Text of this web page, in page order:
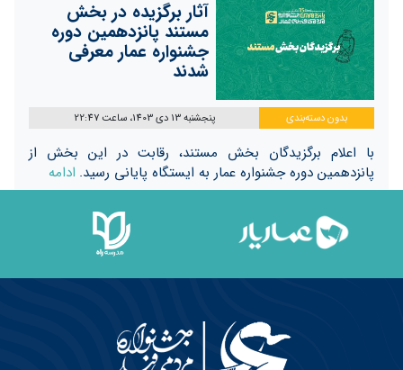
آثار برگزیده در بخش
مستند پانزدهمین دوره
جشنواره عمار معرفی
شدند
بدون دسته‌بندی پنجشنبه 13 دی 1403، ساعت 22:47
با اعلام برگزیدگان بخش مستند، رقابت در این بخش از
پانزدهمین دوره جشنواره عمار به ایستگاه پایانی رسید. ادامه